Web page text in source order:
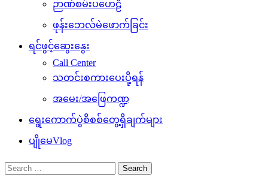
ဉာဏ်စမ်းပဟေဠိ
ဖုန်းဘေလ်မဲဖောက်ခြင်း
ရင်ဖွင့်ဆွေးနွေး
Call Center
သတင်းစကားပေးပို့ရန်
အမေး/အဖြေကဏ္ဍ
ရွေးကောက်ပွဲစိစစ်တွေ့ရှိချက်များ
ပျိုမေVlog
Search
for: